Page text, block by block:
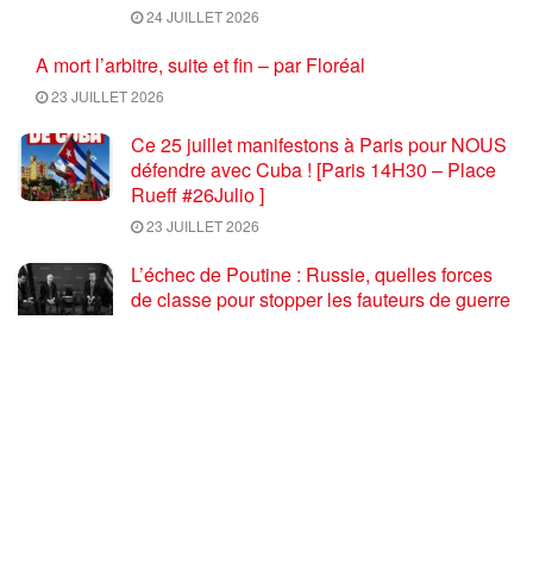
24 JUILLET 2026
A mort l’arbitre, suite et fin – par Floréal
23 JUILLET 2026
Ce 25 juillet manifestons à Paris pour NOUS
défendre avec Cuba ! [Paris 14H30 – Place
Rueff #26Julio ]
23 JUILLET 2026
L’échec de Poutine : Russie, quelles forces
de classe pour stopper les fauteurs de guerre